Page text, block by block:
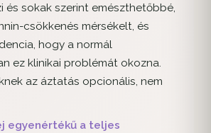
és sokak szerint emészthetőbbé,
csökkenés mérsékelt, és
hogy a normál
ez klinikai problémát okozna.
az áztatás opcionális, nem
egyenértékű a teljes